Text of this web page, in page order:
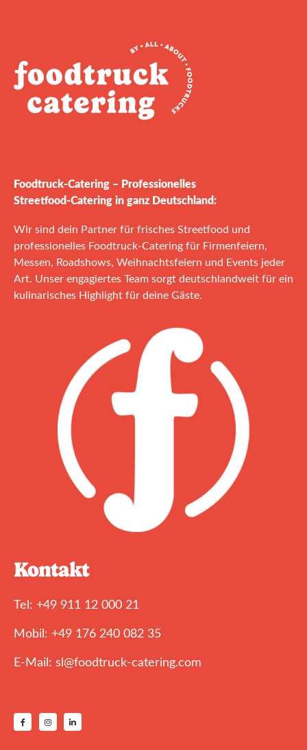
Foodtruck‑Catering – Professionelles
Streetfood‑Catering in ganz Deutschland:
Wir sind dein Partner für frisches Streetfood und
professionelles Foodtruck‑Catering für Firmenfeiern,
Messen, Roadshows, Weihnachtsfeiern und Events jeder
Art. Unser engagiertes Team sorgt deutschlandweit für ein
kulinarisches Highlight für deine Gäste.
Kontakt
Tel: +49 911 12 000 21
Mobil: +49 176 240 082 35
E-Mail: sl@foodtruck-catering.com